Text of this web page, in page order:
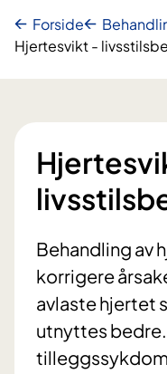
Forside
Hjertesvikt -
Behandling av
korrigere
avlaste hjertet
utnyttes